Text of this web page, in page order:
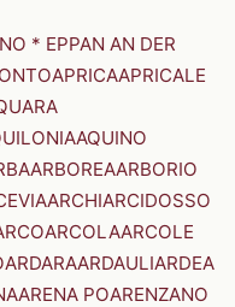
* EPPAN AN DER
APRICAAPRICALE
AQUINO
ARBOREAARBORIO
ARCHIARCIDOSSO
ARCOLAARCOLE
ARDARAARDAULIARDEA
ARENA POARENZANO